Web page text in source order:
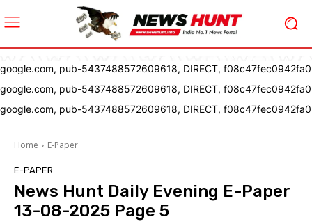
google.com, pub-5437488572609618, DIRECT, f08c47fec0942fa0
google.com, pub-5437488572609618, DIRECT, f08c47fec0942fa0
google.com, pub-5437488572609618, DIRECT, f08c47fec0942fa0
Home E-Paper
E-PAPER
News Hunt Daily Evening E-Paper
13-08-2025 Page 5